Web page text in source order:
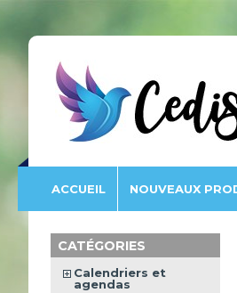
Éditions
Cedis
ACCUEIL NOUVEAUX
CATÉGORIES
Calendriers et
agendas